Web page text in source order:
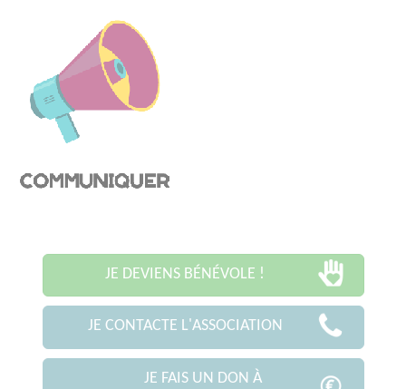
JE DEVIENS BÉNÉVOLE !
JE CONTACTE L'ASSOCIATION
JE FAIS UN DON À